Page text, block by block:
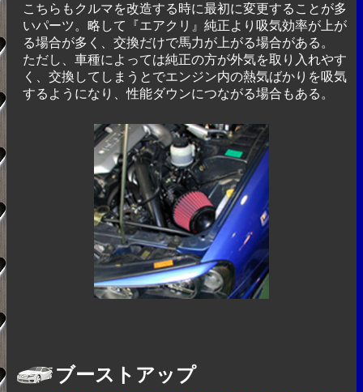
こちらもクルマを改造する時に最初に変更することが多
いパーツ。略して『エアクリ』純正より吸気効率が上が
る場合が多く、交換だけで馬力が上がる場合がある。
ただし、車種によっては純正の方が外気を取り入れやす
く、交換してしまうとでエンジン内の熱気ばかりを吸気
するようになり、性能ダウンにつながる場合もある。
ブーストアップ